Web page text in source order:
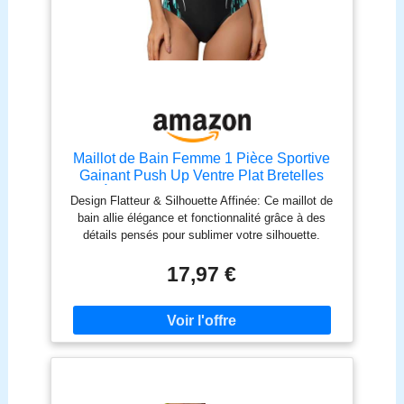
Maillot de Bain Femme 1 Pièce Sportive
Gainant Push Up Ventre Plat Bretelles
Épaisses Soutien Optimal Tissu
Technique Respirant Séchage Rapide
pour Natation Aquagym Plage Piscine
Design Flatteur & Silhouette Affinée: Ce maillot de
bain allie élégance et fonctionnalité grâce à des
détails pensés pour sublimer votre silhouette.
visuels travaillent harmonieusement pour lisser les
zones délicates et mettre en valeur vos courbes
avec grâce. Confort Optimal & Maintien
Personnalisable: Conçu pour épouser parfaitement
votre morphologie, il offre un ajustement sûr et
confortable toute la journée. Avec ses bretelles
17,97 €